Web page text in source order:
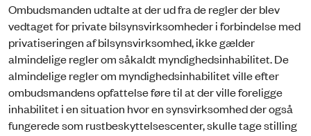
Ombudsmanden udtalte at der ud fra de regler der blev
vedtaget for private bilsynsvirksomheder i forbindelse med
privatiseringen af bilsynsvirksomhed, ikke gælder
almindelige regler om såkaldt myndighedsinhabilitet. De
almindelige regler om myndighedsinhabilitet ville efter
ombudsmandens opfattelse føre til at der ville foreligge
inhabilitet i en situation hvor en synsvirksomhed der også
fungerede som rustbeskyttelsescenter, skulle tage stilling